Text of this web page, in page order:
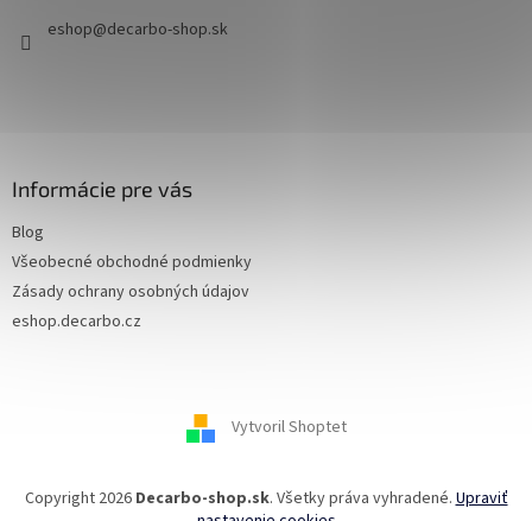
eshop@decarbo-shop.sk
Informácie pre vás
Blog
Všeobecné obchodné podmienky
Zásady ochrany osobných údajov
eshop.decarbo.cz
Vytvoril Shoptet
Copyright 2026 Decarbo-shop.sk. Všetky práva vyhradené.Upraviť